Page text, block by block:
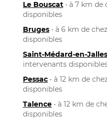
Le Bouscat • à 7 km de
disponibles
Bruges • à 6 km de
disponibles
Saint-Médard-en-Jalles
intervenants
Pessac • à 12 km de
disponibles
Talence • à 12 km de
disponibles